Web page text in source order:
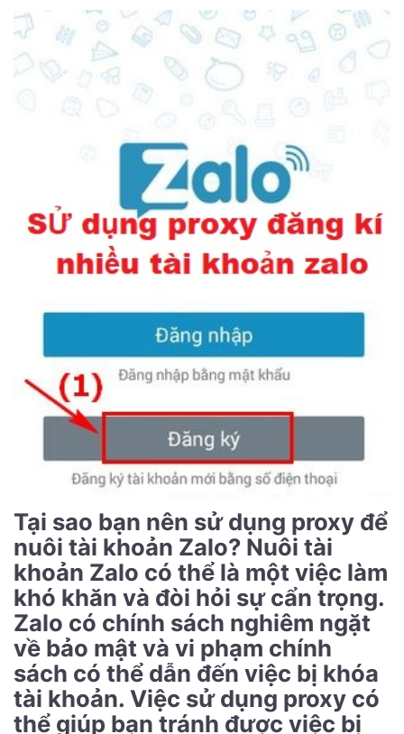
Tại sao bạn nên sử dụng proxy để
nuôi tài khoản Zalo? Nuôi tài
khoản Zalo có thể là một việc làm
khó khăn và đòi hỏi sự cẩn trọng.
Zalo có chính sách nghiêm ngặt
về bảo mật và vi phạm chính
sách có thể dẫn đến việc bị khóa
tài khoản. Việc sử dụng proxy có
thể giúp bạn tránh được việc bị